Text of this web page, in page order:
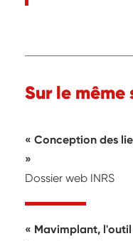
Sur le même
« Conception des
»
Dossier web INRS
Mavimplant,